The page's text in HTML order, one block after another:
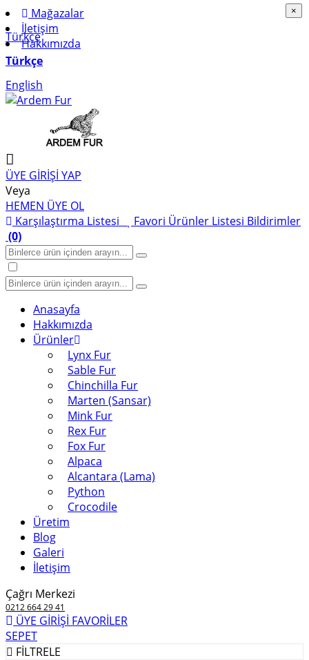
Mağazalar
İletişim
Hakkımızda
Türkçe
Türkçe
English
ÜYE GİRİŞİ YAP
Veya
HEMEN ÜYE OL
Karşılaştırma Listesi
Favori Ürünler Listesi Bildirimler
(0)
Anasayfa
Hakkımızda
Ürünler
Lynx Fur
Sable Fur
Chinchilla Fur
Marten (Sansar)
Mink Fur
Rex Fur
Fox Fur
Alpaca
Alcantara (Lama)
Python
Crocodile
Üretim
Blog
Galeri
İletişim
Çağrı Merkezi
0212 664 29 41
ÜYE GİRİŞİ FAVORİLER
SEPET
FİLTRELE
×
×